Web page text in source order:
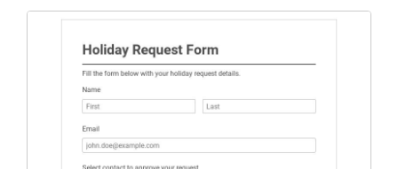
and participant management. The form is suitable for
student enrollment, volunteer registration, business
event intake, and membership participation. It helps
keep responses standardized so organizers can
evaluate submissions, manage next steps, and maintain
cleaner registration records over time.